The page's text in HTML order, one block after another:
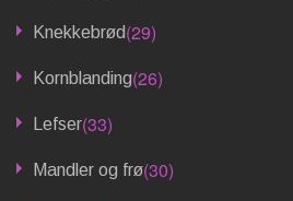
Knekkebrød(29)
Kornblanding(26)
Lefser(33)
Mandler og frø(30)